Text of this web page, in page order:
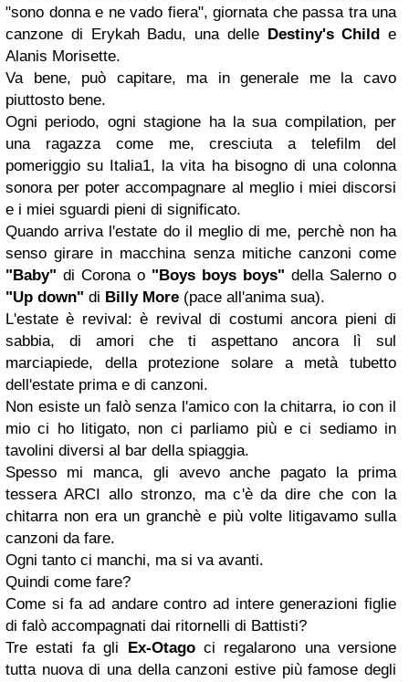
"sono donna e ne vado fiera", giornata che passa tra una
canzone di Erykah Badu, una delle Destiny's Child e
Alanis Morisette.
Va bene, può capitare, ma in generale me la cavo
piuttosto bene.
Ogni periodo, ogni stagione ha la sua compilation, per
una ragazza come me, cresciuta a telefilm del
pomeriggio su Italia1, la vita ha bisogno di una colonna
sonora per poter accompagnare al meglio i miei discorsi
e i miei sguardi pieni di significato.
Quando arriva l'estate do il meglio di me, perchè non ha
senso girare in macchina senza mitiche canzoni come
"Baby" di Corona o "Boys boys boys" della Salerno o
"Up down" di Billy More (pace all'anima sua).
L'estate è revival: è revival di costumi ancora pieni di
sabbia, di amori che ti aspettano ancora lì sul
marciapiede, della protezione solare a metà tubetto
dell'estate prima e di canzoni.
Non esiste un falò senza l'amico con la chitarra, io con il
mio ci ho litigato, non ci parliamo più e ci sediamo in
tavolini diversi al bar della spiaggia.
Spesso mi manca, gli avevo anche pagato la prima
tessera ARCI allo stronzo, ma c'è da dire che con la
chitarra non era un granchè e più volte litigavamo sulla
canzoni da fare.
Ogni tanto ci manchi, ma si va avanti.
Quindi come fare?
Come si fa ad andare contro ad intere generazioni figlie
di falò accompagnati dai ritornelli di Battisti?
Tre estati fa gli Ex-Otagoci regalarono una versione
tutta nuova di una della canzoni estive più famose degli